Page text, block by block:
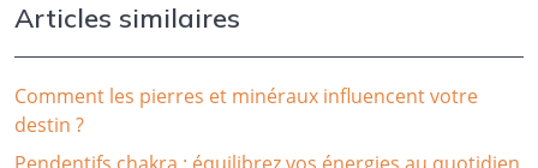
Articles similaires
Comment les pierres et minéraux influencent votre
destin ?